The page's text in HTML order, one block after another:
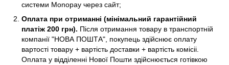
системи Monopay через сайт;
Оплата при отриманні (мiнiмальний гарантiйний
платiж 200 грн). Після отримання товару в транспортній
компанії "НОВА ПОШТА", покупець здійснює оплату
вартості товару + вартість доставки + вартість комicii.
Оплата у відділенні Нової Пошти здійснюється готівкою